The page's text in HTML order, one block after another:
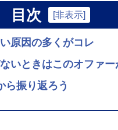
目次 [非表示]
原因の多くがコレ
いときはこのオファー
ら振り返ろう